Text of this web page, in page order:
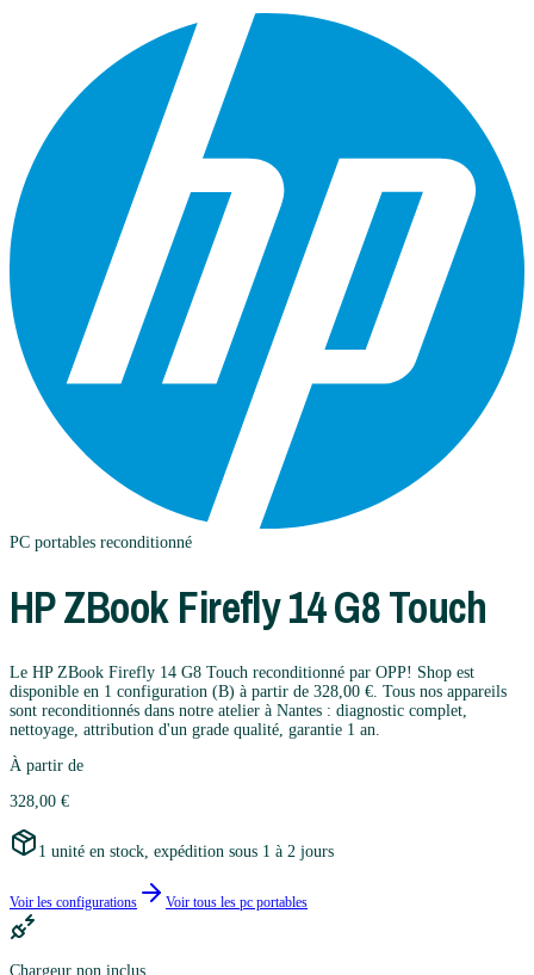
PC portables reconditionné
HPZBook Firefly 14 G8 Touch
Le HP ZBook Firefly 14 G8 Touch reconditionné par OPP! Shop est
disponible en 1 configuration (B) à partir de 328,00 €. Tous nos appareils
sont reconditionnés dans notre atelier à Nantes : diagnostic complet,
nettoyage, attribution d'un grade qualité, garantie 1 an.
À partir de
328,00 €
1 unité en stock, expédition sous 1 à 2 jours
Voir les configurations Voir tous les pc portables
Chargeur non inclus